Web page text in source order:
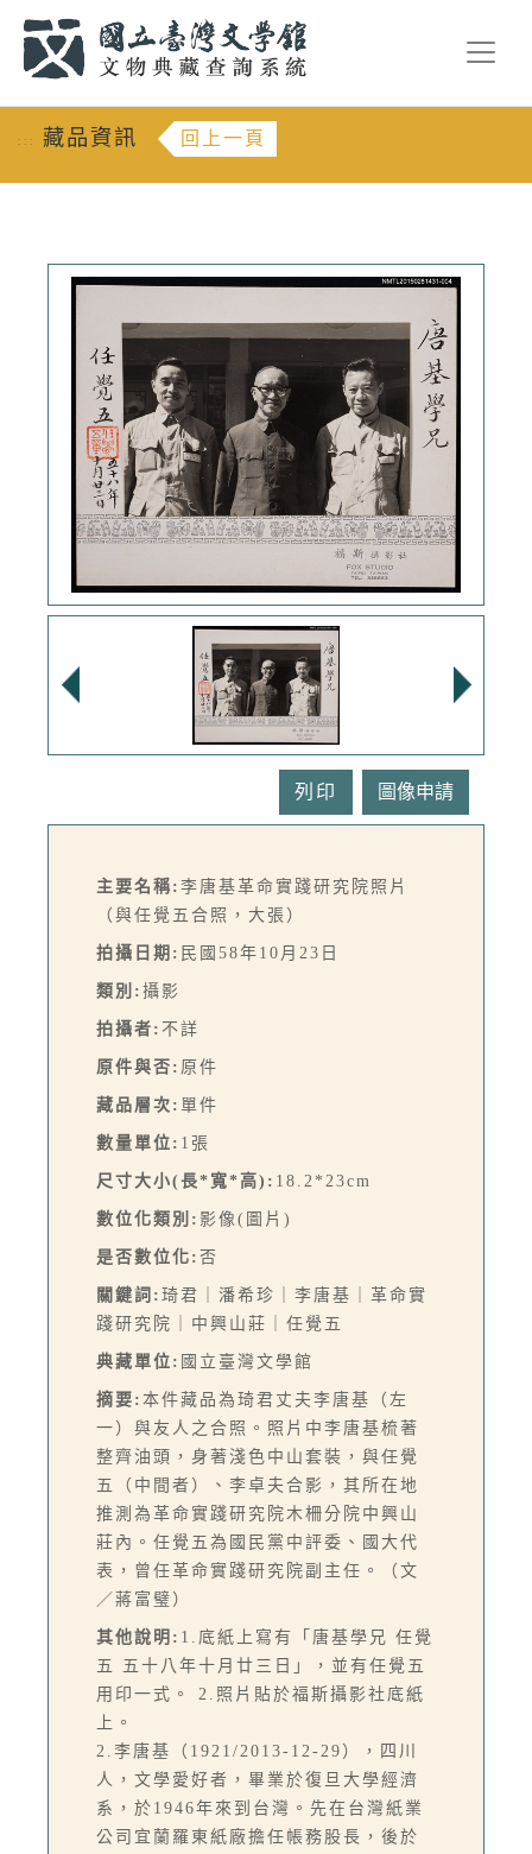
::: 藏品資訊 回上一頁
列印
主要名稱: 李唐基革命實踐研究院照片
（與任覺五合照，大張）
拍攝日期: 民國58年10月23日
類別: 攝影
拍攝者: 不詳
原件與否: 原件
藏品層次: 單件
數量單位: 1張
尺寸大小(長*寬*高): 18.2*23cm
數位化類別: 影像(圖片)
是否數位化: 否
關鍵詞: 琦君｜潘希珍｜李唐基｜革命實
踐研究院｜中興山莊｜任覺五
典藏單位: 國立臺灣文學館
摘要: 本件藏品為琦君丈夫李唐基（左
一）與友人之合照。照片中李唐基梳著
整齊油頭，身著淺色中山套裝，與任覺
五（中間者）、李卓夫合影，其所在地
推測為革命實踐研究院木柵分院中興山
莊內。任覺五為國民黨中評委、國大代
表，曾任革命實踐研究院副主任。（文
／蔣富璧）
其他說明: 1.底紙上寫有「唐基學兄 任覺
五 五十八年十月廿三日」，並有任覺五
用印一式。 2.照片貼於福斯攝影社底紙
上。
2.李唐基（1921/2013-12-29），四川
人，文學愛好者，畢業於復旦大學經濟
系，於1946年來到台灣。先在台灣紙業
公司宜蘭羅東紙廠擔任帳務股長，後於